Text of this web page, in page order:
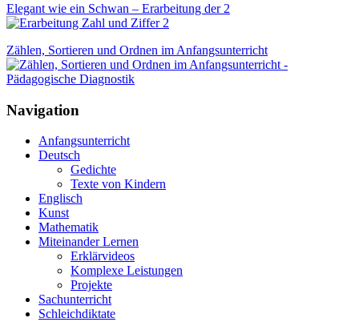
Elegant wie ein Schwan – Erarbeitung der 2
Zählen, Sortieren und Ordnen im Anfangsunterricht
Navigation
Anfangsunterricht
Deutsch
Gedichte
Texte von Kindern
Englisch
Kunst
Mathematik
Miteinander Lernen
Erklärvideos
Komplexe Leistungen
Projekte
Sachunterricht
Schleichdiktate